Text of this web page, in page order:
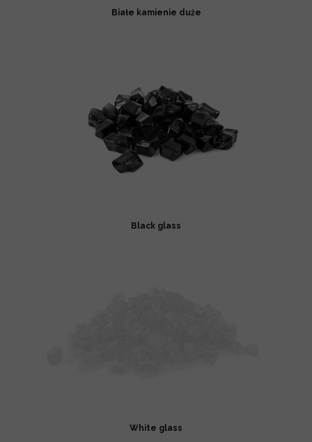
Black glass
White glass
Białe kamienie duże